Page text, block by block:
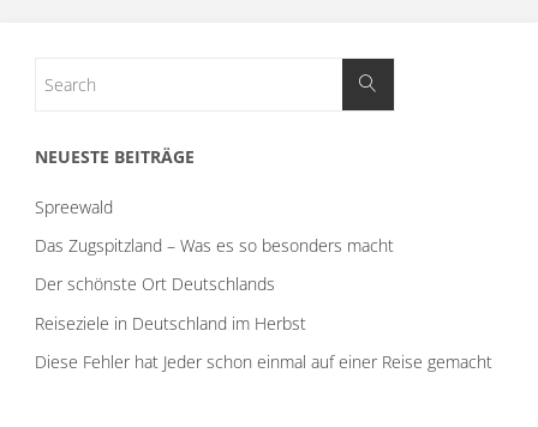
NEUESTE BEITRÄGE
Spreewald
Das Zugspitzland – Was es so besonders macht
Der schönste Ort Deutschlands
Reiseziele in Deutschland im Herbst
Diese Fehler hat Jeder schon einmal auf einer Reise gemacht